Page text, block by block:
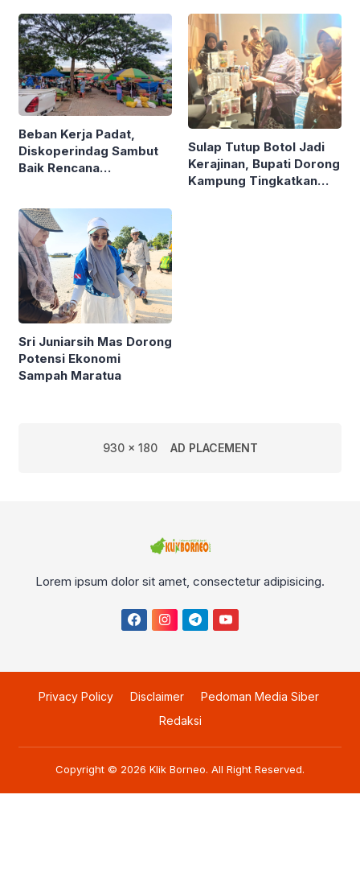
Beban Kerja Padat,
Diskoperindag Sambut
Baik Rencana
Sulap Tutup Botol Jadi
Kerajinan, Bupati Dorong
Kampung Tingkatkan
Sri Juniarsih Mas Dorong
Potensi Ekonomi
Sampah Maratua
930 x 180 AD PLACEMENT
Lorem ipsum dolor sit amet, consectetur adipisicing.
Privacy Policy Disclaimer
Pedoman Media Siber
Redaksi
Copyright © 2026 Klik Borneo. All Right Reserved.